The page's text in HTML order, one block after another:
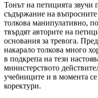
Тонът на петицията звучи
съдържание на
толкова манипулативно,
твърдят авторите на
основания за тревога.
накарало толкова много
в подкрепа на тези
министерството
учебниците и в момента
коректури.